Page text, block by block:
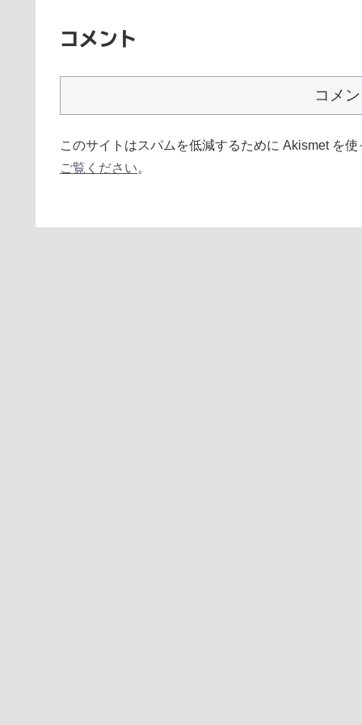
コメント
コメ
このサイトはスパムを低減するために Akismet を
ご覧ください。